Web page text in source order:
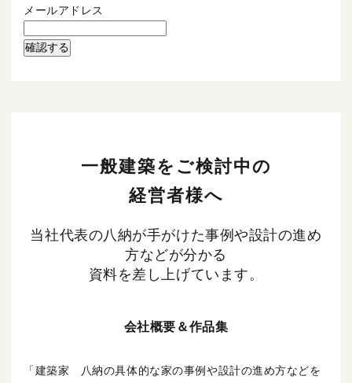
メールアドレス
一般建築をご検討中の
経営者様へ
当社代表の八納が手がけた事例や設計の進め
方などが分かる
資料を差し上げています。
会社概要＆作品集
「建築家 八納の具体的な家の事例や設計の進め方などを